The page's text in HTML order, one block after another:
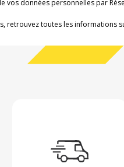
vos données personnelles par
retrouvez toutes les informations